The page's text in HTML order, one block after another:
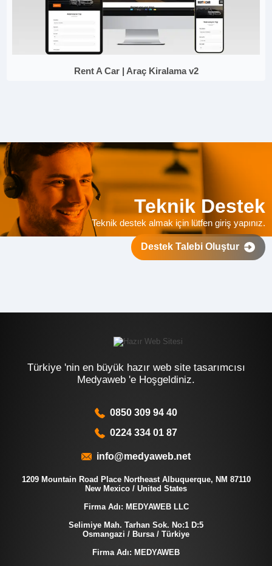
Rent A Car | Araç Kiralama v2
Teknik Destek
Teknik destek almak için lütfen giriş yapınız.
Destek Talebi Oluştur
Türkiye 'nin en büyük hazır web site tasarımcısı
Medyaweb 'e Hoşgeldiniz.
0850 309 94 40
0224 334 01 87
info@medyaweb.net
1209 Mountain Road Place Northeast Albuquerque, NM 87110
New Mexico / United States
Firma Adı: MEDYAWEB LLC
Selimiye Mah. Tarhan Sok. No:1 D:5
Osmangazi / Bursa / Türkiye
Firma Adı: MEDYAWEB